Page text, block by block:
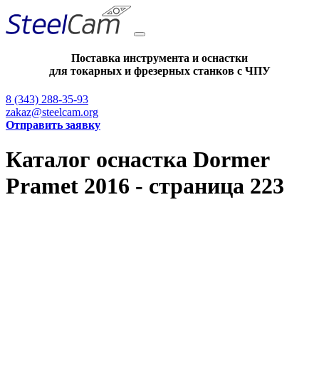
Поставка инструмента и оснастки
для токарных и фрезерных станков с ЧПУ
8 (343) 288-35-93
zakaz@steelcam.org
Отправить заявку
Каталог оснастка Dormer
Pramet 2016 - страница 223